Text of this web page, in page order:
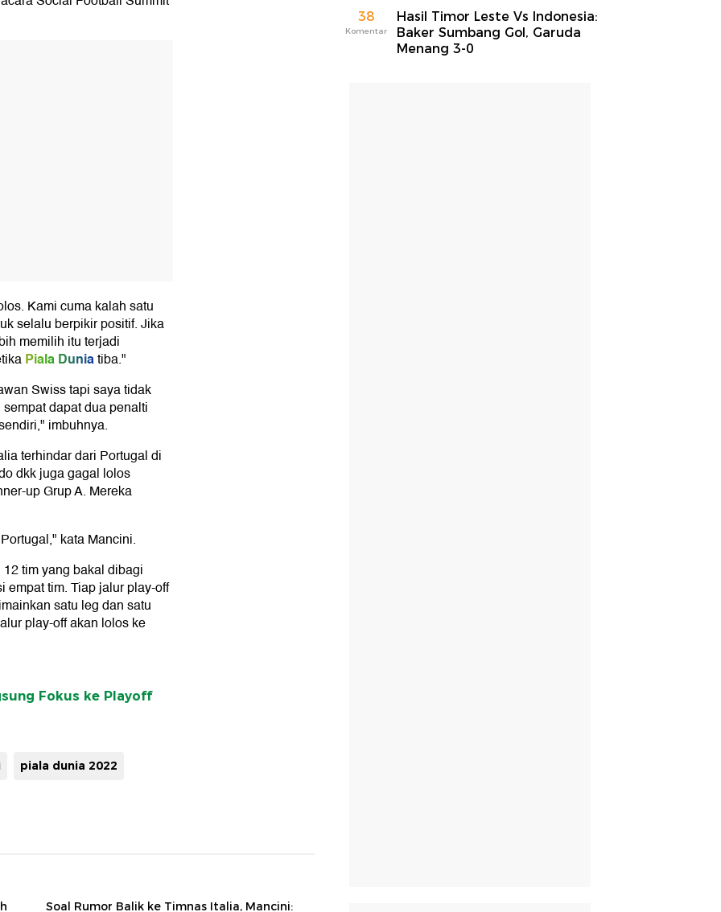
Kami cuma kalah satu
selalu berpikir positif. Jika
memilih itu terjadi
Piala Duniatiba."
Swiss tapi saya tidak
dapat dua penalti
imbuhnya.
terhindar dari Portugal di
dkk juga gagal lolos
up Grup A. Mereka
kata Mancini.
tim yang bakal dibagi
empat tim. Tiap jalur play-off
satu leg dan satu
play-off akan lolos ke
Fokus ke Playoff
piala dunia 2022
Soal Rumor Balik ke Timnas Italia, Mancini:
38
Komentar
Hasil Timor Leste Vs Indonesia:
Baker Sumbang Gol, Garuda
Menang 3-0